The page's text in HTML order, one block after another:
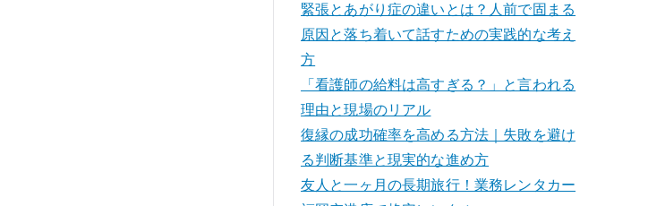
緊張とあがり症の違いとは？人前で固まる
原因と落ち着いて話すための実践的な考え
方
「看護師の給料は高すぎる？」と言われる
理由と現場のリアル
復縁の成功確率を高める方法｜失敗を避け
る判断基準と現実的な進め方
友人と一ヶ月の長期旅行！業務レンタカー